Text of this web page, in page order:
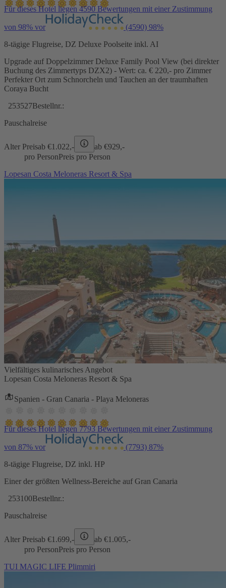
Für dieses Hotel liegen 4590 Bewertungen mit einer Zustimmung
von 98% vor (4590) 98%
8-tägige Flugreise, DZ Deluxe Poolseite inkl. AI
Upgrade auf Doppelzimmer Deluxe Family Pool View (bei direkter
Buchung des Zimmertyps DZX2) - Wert: ca. € 220,- pro Zimmer
Perfekter Ort zum Schnorcheln und Tauchen an der traumhaften
Coraya Bucht
253527Bestellnr.:
Pauschalreise
Alter Preisab €1.022,- ab €929,-
pro PersonPreis pro Person
Lopesan Costa Meloneras Resort & Spa
Vielfältiges kulinarisches Angebot
Lopesan Costa Meloneras Resort & Spa
Spanien - Gran Canaria - Playa Meloneras
Für dieses Hotel liegen 7793 Bewertungen mit einer Zustimmung
von 87% vor (7793) 87%
8-tägige Flugreise, DZ inkl. HP
Einer der größten Wellness-Bereiche auf Gran Canaria
253100Bestellnr.:
Pauschalreise
Alter Preisab €1.699,- ab €1.005,-
pro PersonPreis pro Person
TUI MAGIC LIFE Plimmiri